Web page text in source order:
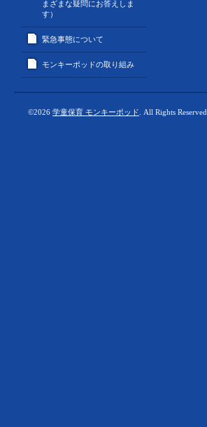
まざまな疑問にお答えしま
す）
緊急事態について
モンキーポッドの取り組み
©2026 学童保育 モンキーポッド . All Rights Reserved.